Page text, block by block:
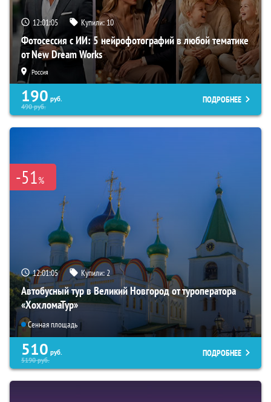
12:01:04 Купили:10
Фотосессия с ИИ: 5 нейрофотографий в любой тематике
от New Dream Works
Россия
190 руб.
490руб.
ПОДРОБНЕЕ
-51%
12:01:04 Купили:2
Автобусный тур в Великий Новгород от туроператора
«ХохломаТур»
Сенная площадь
510 руб.
5190руб.
ПОДРОБНЕЕ